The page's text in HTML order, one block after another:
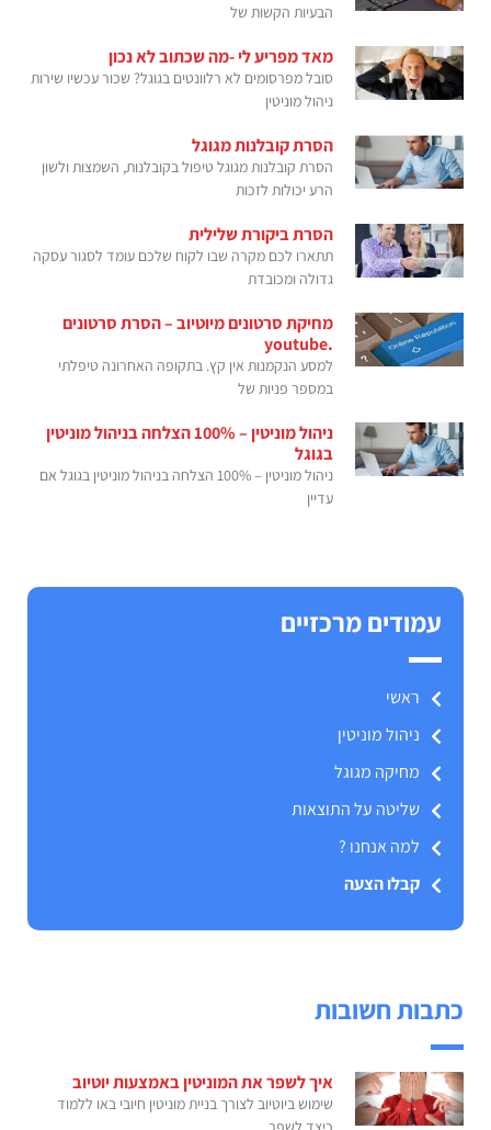
הבעיות הקשות של
מאד מפריע לי -מה שכתוב לא נכון
סובל מפרסומים לא רלוונטים בגוגל? שכור עכשיו שירות
ניהול מוניטין
הסרת קובלנות מגוגל
הסרת קובלנות מגוגל טיפול בקובלנות, השמצות ולשון
הרע יכולות לזכות
הסרת ביקורת שלילית
תתארו לכם מקרה שבו לקוח שלכם עומד לסגור עסקה
גדולה ומכובדת
מחיקת סרטונים מיוטיוב – הסרת סרטונים
.youtube
למסע הנקמנות אין קץ. בתקופה האחרונה טיפלתי
במספר פניות של
ניהול מוניטין – 100% הצלחה בניהול מוניטין
בגוגל
ניהול מוניטין – 100% הצלחה בניהול מוניטין בגוגל אם
עדיין
עמודים מרכזיים
ראשי
ניהול מוניטין
מחיקה מגוגל
שליטה על התוצאות
למה אנחנו ?
קבלו הצעה
כתבות חשובות
איך לשפר את המוניטין באמצעות יוטיוב
שימוש ביוטיוב לצורך בניית מוניטין חיובי באו ללמוד